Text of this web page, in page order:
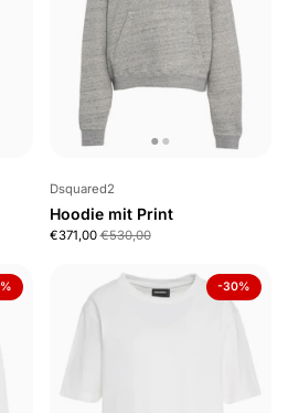
Dsquared2
Hoodie mit Print
€371,00 €530,00
-30%